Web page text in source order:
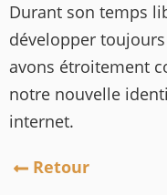
Durant son temps
développer
avons étroitement
notre nouvelle
internet.
Retour